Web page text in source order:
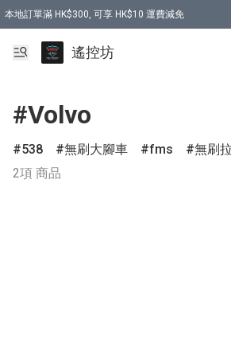
本地訂單滿 HK$300, 可享 HK$10 運費減免
購買 7.6V 6500mah 70C 電池 送 7.6V USB充電器
遙控坊
#Volvo
538 無刷大腳車 fms 無刷
2項 商品